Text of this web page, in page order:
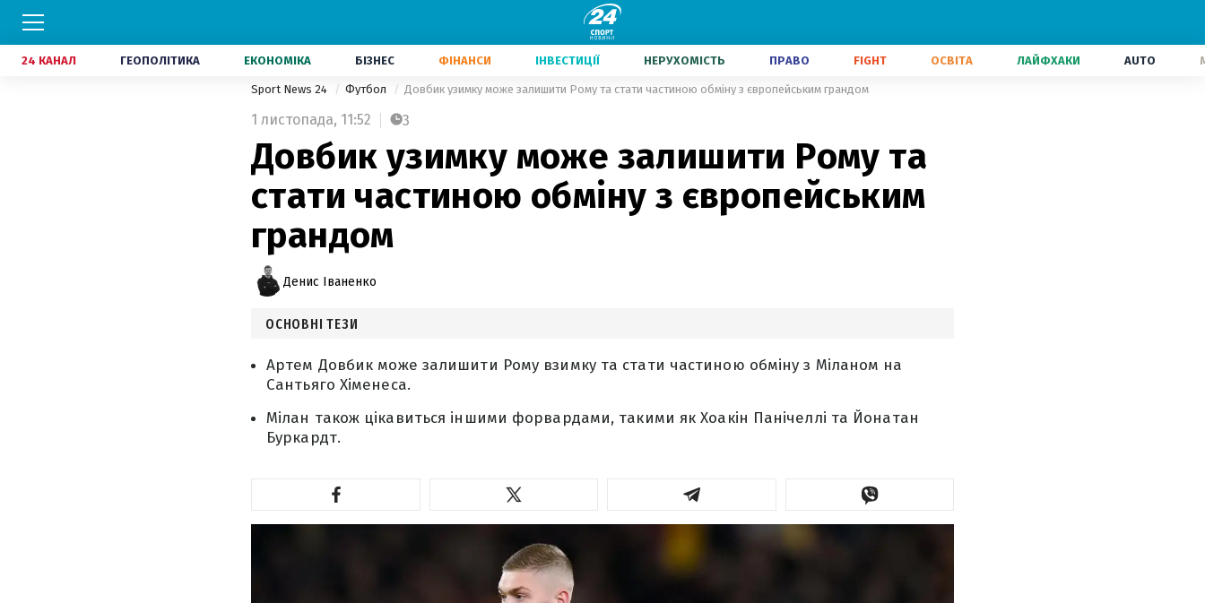
24 КАНАЛ ГЕОПОЛІТИКА ЕКОНОМІКА БІЗНЕС ФІНАНСИ ІНВЕСТИЦІЇ НЕРУХОМІСТЬ ПРАВО FIGHT ОСВІТА ЛАЙФХАКИ AUTO
Sport News 24 Футбол Довбик узимку може залишити Рому та стати частиною обміну з європейським грандом
1 листопада, 11:52 3
Довбик узимку може залишити Рому та
стати частиною обміну з європейським
грандом
Денис Іваненко
ОСНОВНІ ТЕЗИ
Артем Довбик може залишити Рому взимку та стати частиною обміну з Міланом на
Сантьяго Хіменеса.
Мілан також цікавиться іншими форвардами, такими як Хоакін Панічеллі та Йонатан
Буркардт.